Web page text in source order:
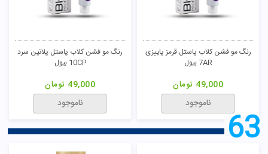
رنگ مو فشن کلاب پاستل قرمز پاییزی
7AR بیول
49,000 تومان
ناموجود
رنگ مو فشن کلاب پاستل پلاتین سرد
10CP بیول
49,000 تومان
ناموجود
63